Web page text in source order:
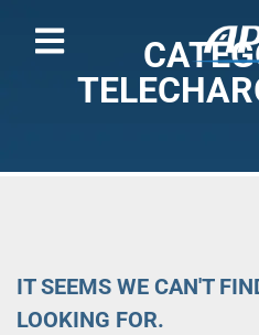
IT SEEMS WE CAN'T
LOOKING FOR.